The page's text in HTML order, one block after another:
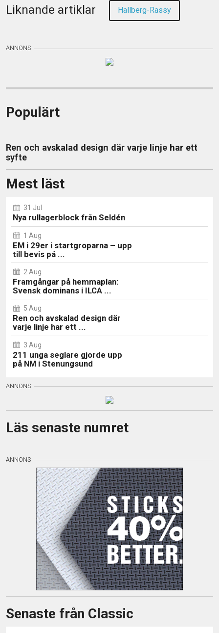
Liknande artiklar Hallberg-Rassy
Populärt
Ren och avskalad design där varje linje har ett
syfte
Mest läst
31 Jul
Nya rullagerblock från Seldén
1 Aug
EM i 29er i startgroparna – upp
till bevis på ...
2 Aug
Framgångar på hemmaplan:
Svensk dominans i ILCA ...
5 Aug
Ren och avskalad design där
varje linje har ett ...
3 Aug
211 unga seglare gjorde upp
på NM i Stenungsund
Läs senaste numret
Senaste från Classic